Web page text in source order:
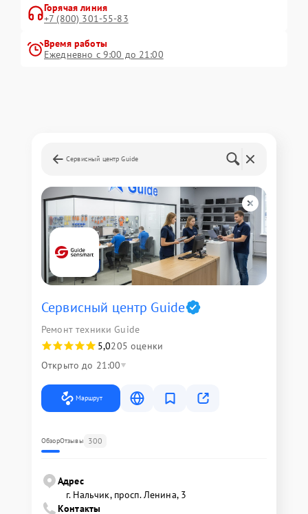
Горячая линия
+7 (800) 301-55-83
Время работы
Ежедневно с 9:00 до 21:00
Сервисный центр Guide
Сервисный центр Guide
Ремонт техники Guide
5,0205 оценки
Открыто до 21:00
Маршрут
ОбзорОтзывы 300
Адрес
г. Нальчик, просп. Ленина, 3
Контакты